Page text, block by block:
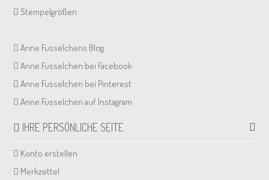
Stempelgrößen
Anne Fusselchens Blog
Anne Fusselchen bei Facebook
Anne Fusselchen bei Pinterest
Anne Fusselchen auf Instagram
IHRE PERSÖNLICHE SEITE
Konto erstellen
Merkzettel